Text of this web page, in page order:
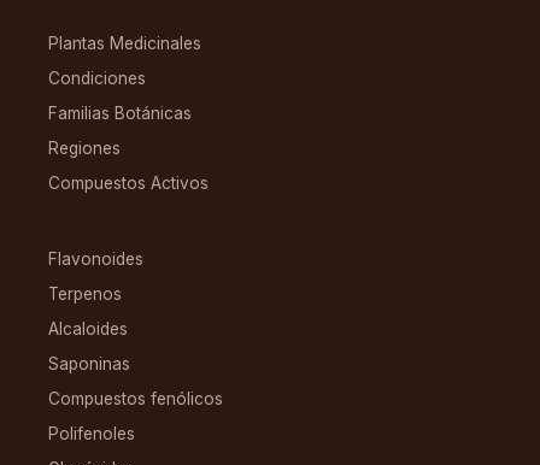
Plantas Medicinales
Condiciones
Familias Botánicas
Regiones
Compuestos Activos
Flavonoides
Terpenos
Alcaloides
Saponinas
Compuestos fenólicos
Polifenoles